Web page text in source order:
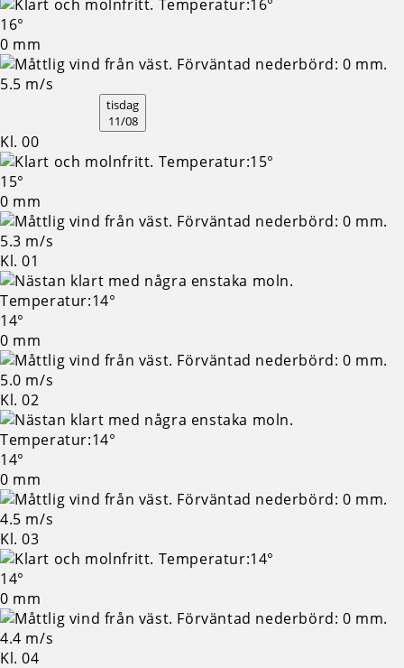
16°
0 mm
5.5 m/s
tisdag
11/08
Kl. 00
15°
0 mm
5.3 m/s
Kl. 01
14°
0 mm
5.0 m/s
Kl. 02
14°
0 mm
4.5 m/s
Kl. 03
14°
0 mm
4.4 m/s
Kl. 04